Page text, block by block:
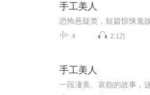
手工美人
4 2.1万
手工美人